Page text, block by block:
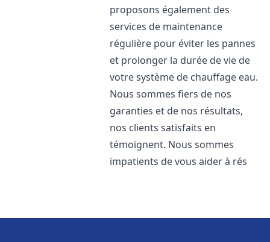
proposons également des
services de maintenance
régulière pour éviter les pannes
et prolonger la durée de vie de
votre système de chauffage eau.
Nous sommes fiers de nos
garanties et de nos résultats,
nos clients satisfaits en
témoignent. Nous sommes
impatients de vous aider à rés